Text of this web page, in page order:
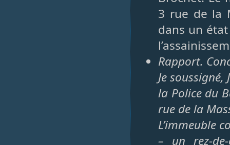
3 rue de la
dans un
Rapport.
Je
la Police du
rue de la
L’immeuble
– un rez-